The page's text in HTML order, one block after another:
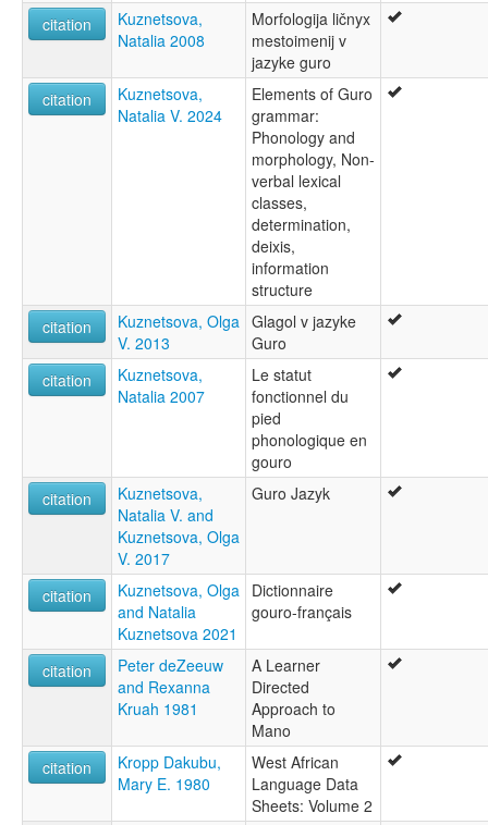
citation
Kuznetsova,
Natalia 2008
Morfologija ličnyx
mestoimenij v
jazyke guro
citation
Kuznetsova,
Natalia V. 2024
Elements of Guro
grammar:
Phonology and
morphology, Non-
verbal lexical
classes,
determination,
deixis,
information
structure
citation
Kuznetsova, Olga
V. 2013
Glagol v jazyke
Guro
citation
Kuznetsova,
Natalia 2007
Le statut
fonctionnel du
pied
phonologique en
gouro
citation
Kuznetsova,
Natalia V. and
Kuznetsova, Olga
V. 2017
Guro Jazyk
citation
Kuznetsova, Olga
and Natalia
Kuznetsova 2021
Dictionnaire
gouro-français
citation
Peter deZeeuw
and Rexanna
Kruah 1981
A Learner
Directed
Approach to
Mano
citation
Kropp Dakubu,
Mary E. 1980
West African
Language Data
Sheets: Volume 2